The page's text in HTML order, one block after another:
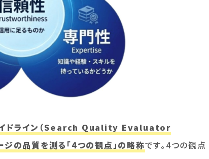
ドライン（Search Quality Evaluator
の品質を測る「4つの観点」の略称です。4つの観点